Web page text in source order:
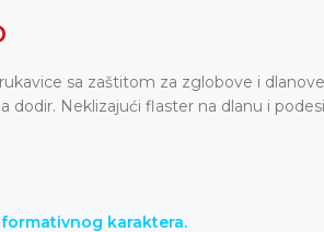
sa zaštitom za zglobove i
dodir. Neklizajući flaster na dlanu i
karaktera.